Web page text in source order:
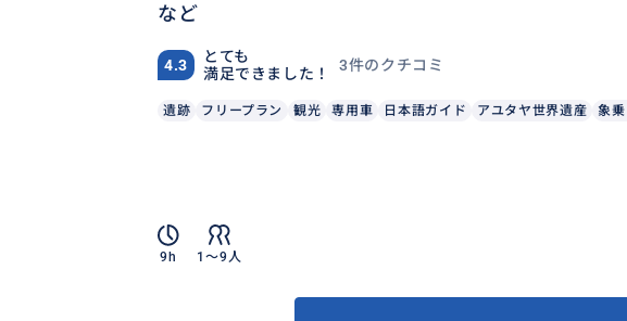
など
4.3
とても
満足できました！
3件のクチコミ
遺跡 フリープラン 観光 専用車 日本語ガイド アユタヤ世界遺産 象
9h 1〜9人